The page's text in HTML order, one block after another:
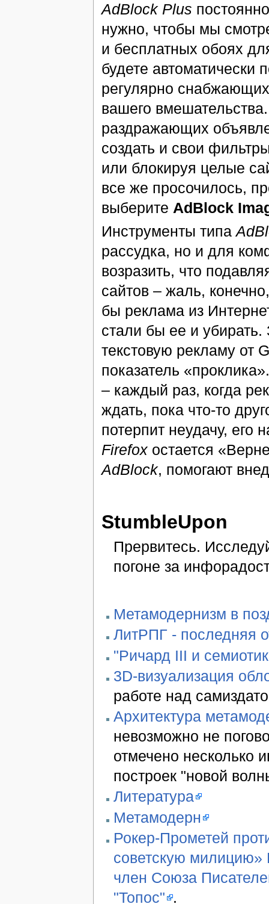
AdBlock Plus
нужно, чтобы мы
и бесплатных обоях
будете автоматически
регулярно
вашего
раздражающих
создать и свои
или блокируя целые
все же просочилось,
выберите AdBlock
Инструменты типа
рассудка, но и для
возразить, что
сайтов – жаль,
бы реклама из
стали бы ее и
текстовую рекламу от
показатель
– каждый раз, когда
ждать, пока что-то
потерпит неудачу, его
Firefoxостается
AdBlock, помогают
StumbleUpon
Прервитесь.
погоне за
Метамодернизм в
ЛитРПГ - последняя
"Ричард III и
3D-визуализация
работе над
Архитектура
невозможно не
отмечено несколько
построек "новой
Литература
Метамодерн
Рокер-Прометей
советскую
член Союза
"Топос" .